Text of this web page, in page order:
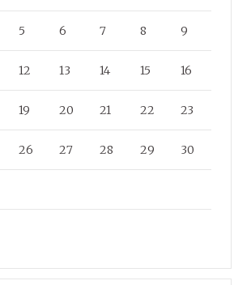
5 6 7 8 9
12 13 14 15 16
19 20 21 22 23
26 27 28 29 30